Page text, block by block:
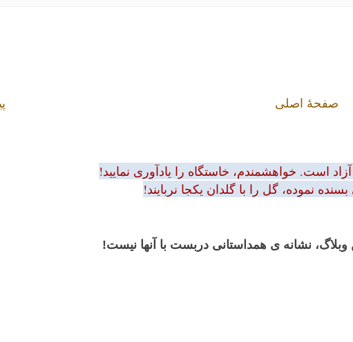
صفحهٔ اصلی
است. خواهشمندم، خاستگاه را یادآوری نمایید!
نموده، گل را با گلدان یکجا نربایند!
وبلاگ، نشانه ی همداستانی دربست با آنها نیست!